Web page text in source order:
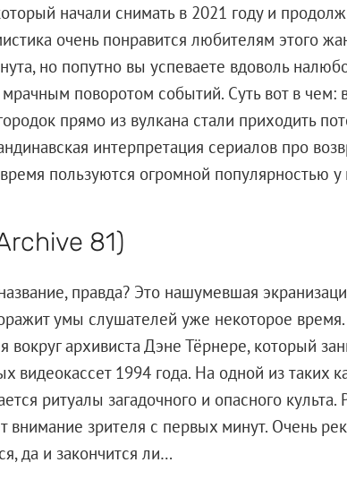
начали снимать в 2021 году и
очень понравится любителям этого
но попутно вы успеваете вдоволь
поворотом событий. Суть вот в чем:
прямо из вулкана стали приходить
интерпретация сериалов про
пользуются огромной популярностью у
81)
правда? Это нашумевшая
умы слушателей уже некоторое
вокруг архивиста Дэне Тёрнере, который
видеокассет 1994 года. На одной из таких
ритуалы загадочного и опасного культа.
внимание зрителя с первых минут. Очень
да и закончится ли…